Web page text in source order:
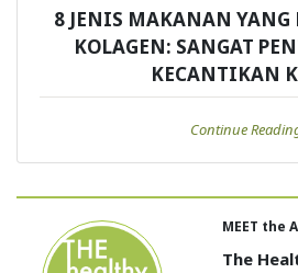
8 JENIS MAKANAN YANG
KOLAGEN: SANGAT
KECANTIKAN
Continue
MEET the
The